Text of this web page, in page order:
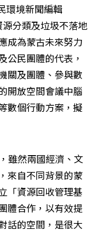
環境新聞編輯
分類及垃圾不落地
成為蒙古未來努力
公民團體的代表，
關及團體、參與數
開放空間會議中腦
數個行動方案，擬
雖然兩國經濟、文
來自不同背景的蒙
「資源回收管理基
體合作，以有效提
話的空間，是很大